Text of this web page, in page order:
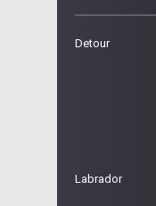
Detour
Labrador